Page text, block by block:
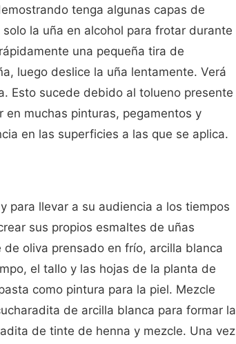
tenga algunas capas de
la uña en alcohol para frotar durante
una pequeña tira de
luego deslice la uña lentamente. Verá
Esto sucede debido al tolueno presente
en muchas pinturas, pegamentos y
en las superficies a las que se aplica.
para llevar a su audiencia a los tiempos
sus propios esmaltes de uñas
oliva prensado en frío, arcilla blanca
el tallo y las hojas de la planta de
como pintura para la piel. Mezcle
de arcilla blanca para formar la
de tinte de henna y mezcle. Una vez